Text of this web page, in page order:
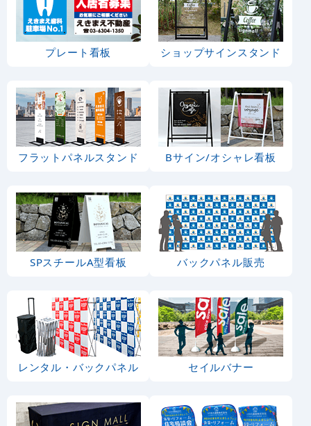
プレート看板 ショップサインスタンド
フラットパネルスタンド Bサイン/オシャレ看板
SPスチールA型看板 バックパネル販売
レンタル・バックパネル セイルバナー